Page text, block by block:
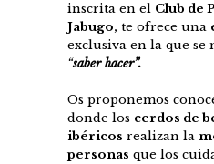
inscrita en el Club de
Jabugo, te ofrece una
exclusiva en la que se
“saber hacer”.
Os proponemos
donde los cerdos de
ibéricos realizan la
personas que los